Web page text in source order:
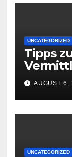
UNCATEGORIZED
Tipps
AUGUST 6,
UNCATEGORIZED